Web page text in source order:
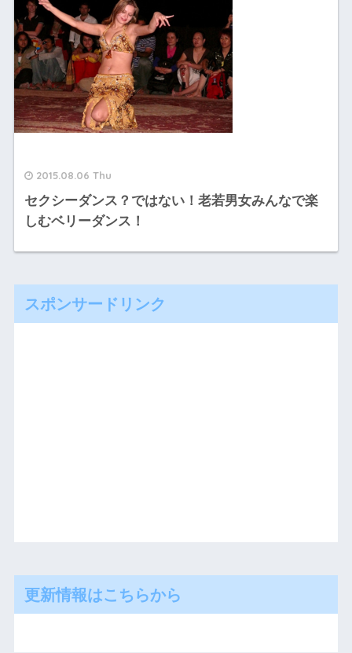
2015.08.06 Thu
セクシーダンス？ではない！老若男女みんなで楽
しむベリーダンス！
スポンサードリンク
更新情報はこちらから